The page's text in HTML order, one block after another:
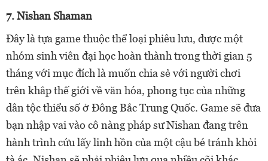
7. Nishan Shaman
Đây là tựa game thuộc thể loại phiêu lưu, được một
nhóm sinh viên đại học hoàn thành trong thời gian 5
tháng với mục đích là muốn chia sẻ với người chơi
trên khắp thế giới về văn hóa, phong tục của những
dân tộc thiểu số ở Đông Bắc Trung Quốc. Game sẽ đưa
bạn nhập vai vào cô nàng pháp sư Nishan đang trên
hành trình cứu lấy linh hồn của một cậu bé tránh khỏi